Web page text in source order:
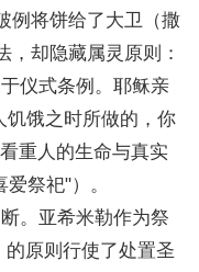
例将饼给了大卫（撒
，却隐藏属灵原则：
仪式条例。耶稣亲
饥饿之时所做的，你
重人的生命与真实
祭祀"）。
。亚希米勒作为祭
原则行使了处置圣